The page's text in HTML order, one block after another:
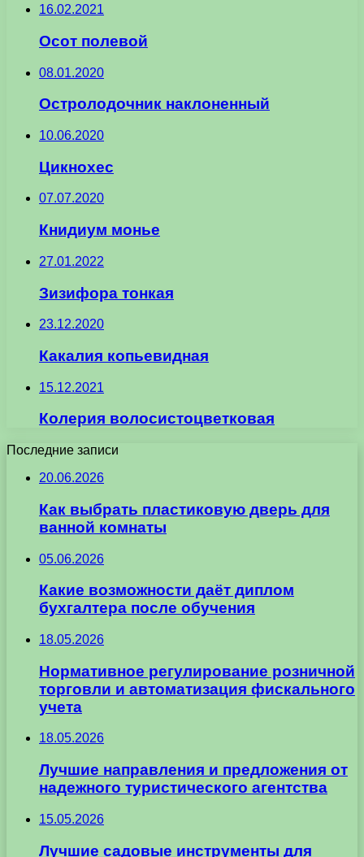
16.02.2021
Осот полевой
08.01.2020
Остролодочник наклоненный
10.06.2020
Цикнохес
07.07.2020
Книдиум монье
27.01.2022
Зизифора тонкая
23.12.2020
Какалия копьевидная
15.12.2021
Колерия волосистоцветковая
Последние записи
20.06.2026
Как выбрать пластиковую дверь для
ванной комнаты
05.06.2026
Какие возможности даёт диплом
бухгалтера после обучения
18.05.2026
Нормативное регулирование розничной
торговли и автоматизация фискального
учета
18.05.2026
Лучшие направления и предложения от
надежного туристического агентства
15.05.2026
Лучшие садовые инструменты для